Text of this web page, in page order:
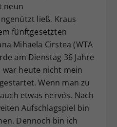
neun
ließ. Kraus
fünftgesetzten
Mihaela Cirstea (WTA
am Dienstag 36 Jahre
war heute nicht mein
Wenn man zu
etwas nervös. Nach
Aufschlagspiel bin
Dennoch bin ich